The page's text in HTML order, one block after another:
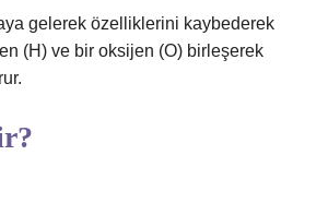
gelerek özelliklerini kaybederek
(H) ve bir oksijen (O) birleşerek